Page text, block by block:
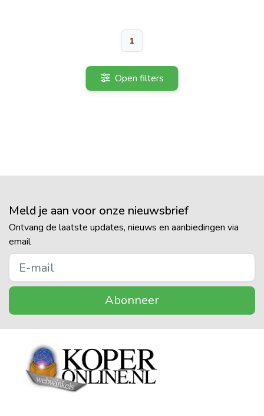
1
Open filters
Meld je aan voor onze nieuwsbrief
Ontvang de laatste updates, nieuws en aanbiedingen via
email
Abonneer